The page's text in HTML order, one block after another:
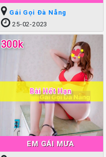
Gái Gọi Đà Nẵng
25-02-2023
EM GÁI MƯA
300k
Bài Hết Hạn